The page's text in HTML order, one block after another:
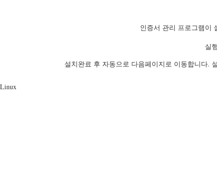
인증서 관리 프로그램이
실
설치완료 후 자동으로 다음페이지로 이동합니다.
Linux